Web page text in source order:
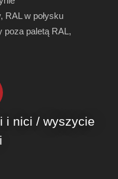
RAL w połysku
poza paletą RAL,
i nici / wyszycie